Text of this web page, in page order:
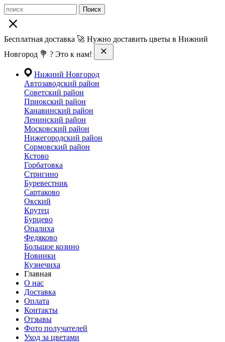
Поиск
Бесплатная доставка 🚀 Нужно доставить цветы в Нижний
Новгород 💐 ? Это к нам!
Нижний Новгород
Автозаводский район
Советский район
Приокский район
Канавинский район
Ленинский район
Московский район
Нижегородский район
Сормовский район
Кстово
Горбатовка
Стригино
Буревестник
Сартаково
Окский
Крутец
Бурцево
Опалиха
Федяково
Большое козино
Новинки
Кузнечиха
Главная
О нас
Доставка
Оплата
Контакты
Отзывы
Фото получателей
Уход за цветами